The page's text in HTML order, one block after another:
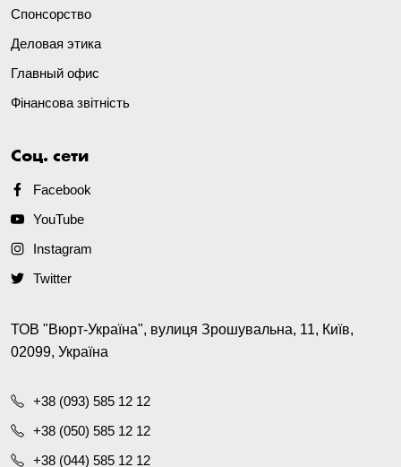
Спонсорство
Деловая этика
Главный офис
Фінансова звітність
Соц. сети
Facebook
YouTube
Instagram
Twitter
ТОВ "Вюрт-Україна", вулиця Зрошувальна, 11, Київ,
02099, Україна
+38 (093) 585 12 12
+38 (050) 585 12 12
+38 (044) 585 12 12